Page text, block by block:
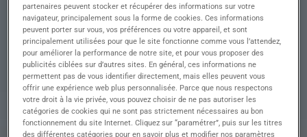
Descriptif du poste :
Technicien de
Maintenance H/F
Descriptif du poste : Vos missions En tant que
partenaires peuvent stocker et récupérer des informations sur votre
navigateur, principalement sous la forme de cookies. Ces informations
peuvent porter sur vous, vos préférences ou votre appareil, et sont
principalement utilisées pour que le site fonctionne comme vous l’attendez,
pour améliorer la performance de notre site, et pour vous proposer des
publicités ciblées sur d’autres sites. En général, ces informations ne
permettent pas de vous identifier directement, mais elles peuvent vous
offrir une expérience web plus personnalisée. Parce que nous respectons
votre droit à la vie privée, vous pouvez choisir de ne pas autoriser les
catégories de cookies qui ne sont pas strictement nécessaires au bon
fonctionnement du site Internet. Cliquez sur “paramétrer”, puis sur les titres
des différentes catégories pour en savoir plus et modifier nos paramètres